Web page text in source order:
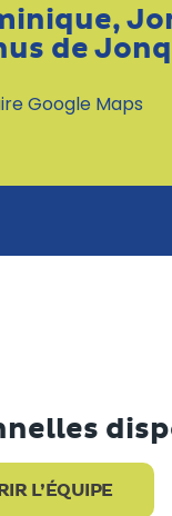
de
Google Maps
L’ÉQUIPE